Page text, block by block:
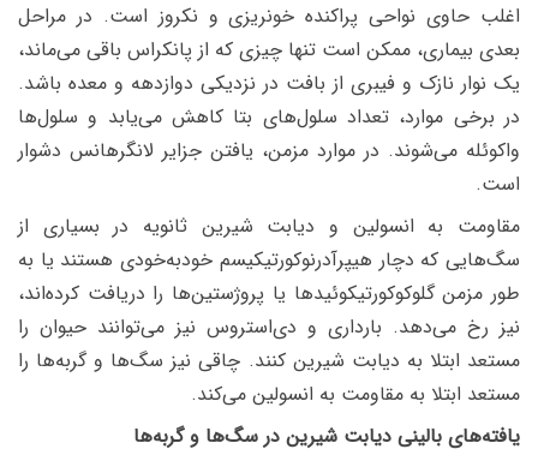
اغلب حاوی نواحی پراکنده خونریزی و نکروز است. در مراحل
بعدی بیماری، ممکن است تنها چیزی که از پانکراس باقی می‌ماند،
یک نوار نازک و فیبری از بافت در نزدیکی دوازدهه و معده باشد.
در برخی موارد، تعداد سلول‌های بتا کاهش می‌یابد و سلول‌ها
واکوئله می‌شوند. در موارد مزمن، یافتن جزایر لانگرهانس دشوار
است.
مقاومت به انسولین و دیابت شیرین ثانویه در بسیاری از
سگ‌هایی که دچار هیپرآدرنوکورتیکیسم خودبه‌خودی هستند یا به
طور مزمن گلوکوکورتیکوئیدها یا پروژستین‌ها را دریافت کرده‌اند،
نیز رخ می‌دهد. بارداری و دی‌استروس نیز می‌توانند حیوان را
مستعد ابتلا به دیابت شیرین کنند. چاقی نیز سگ‌ها و گربه‌ها را
مستعد ابتلا به مقاومت به انسولین می‌کند.
یافته‌های بالینی دیابت شیرین در سگ‌ها و گربه‌ها